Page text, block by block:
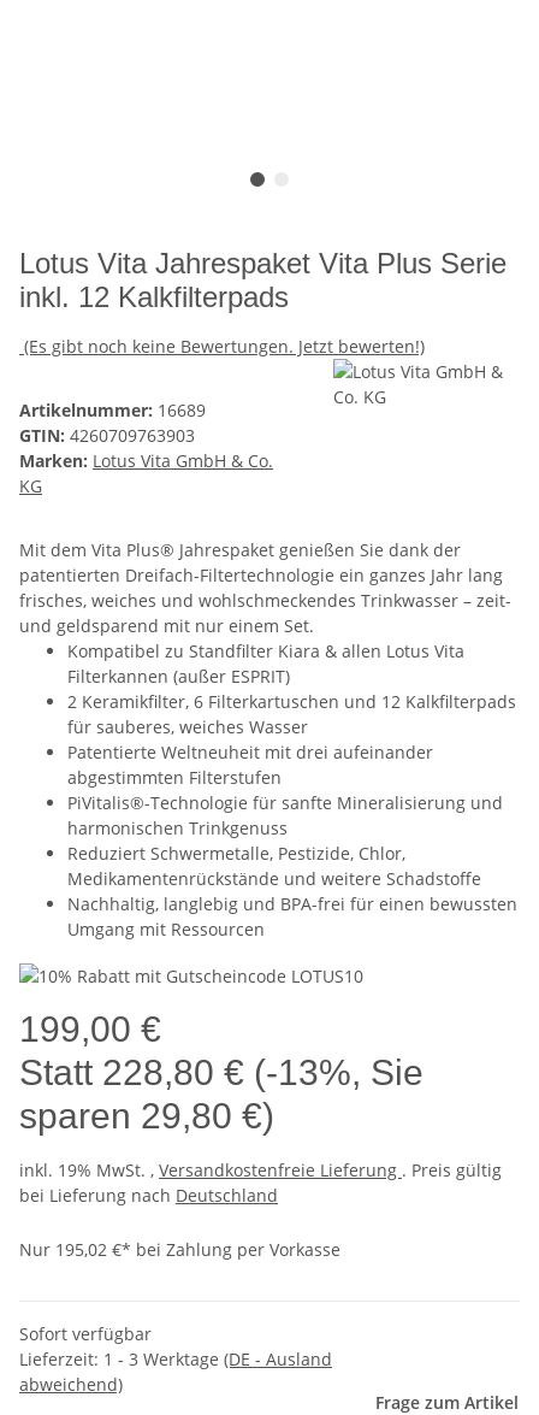
Lotus Vita Jahrespaket Vita Plus Serie
inkl. 12 Kalkfilterpads
(Es gibt noch keine Bewertungen. Jetzt bewerten!)
Artikelnummer: 16689
GTIN: 4260709763903
Marken: Lotus Vita GmbH & Co.
KG
Mit dem Vita Plus® Jahrespaket genießen Sie dank der
patentierten Dreifach-Filtertechnologie ein ganzes Jahr lang
frisches, weiches und wohlschmeckendes Trinkwasser – zeit-
und geldsparend mit nur einem Set.
Kompatibel zu Standfilter Kiara & allen Lotus Vita
Filterkannen (außer ESPRIT)
2 Keramikfilter, 6 Filterkartuschen und 12 Kalkfilterpads
für sauberes, weiches Wasser
Patentierte Weltneuheit mit drei aufeinander
abgestimmten Filterstufen
PiVitalis®-Technologie für sanfte Mineralisierung und
harmonischen Trinkgenuss
Reduziert Schwermetalle, Pestizide, Chlor,
Medikamentenrückstände und weitere Schadstoffe
Nachhaltig, langlebig und BPA-frei für einen bewussten
Umgang mit Ressourcen
199,00 €
Statt 228,80 € (-13%, Sie
sparen 29,80 €)
inkl. 19% MwSt. , Versandkostenfreie Lieferung . Preis gültig
bei Lieferung nach Deutschland
Nur 195,02 €* bei Zahlung per Vorkasse
Sofort verfügbar
Lieferzeit: 1 - 3 Werktage (DE - Ausland
abweichend)
Frage zum Artikel